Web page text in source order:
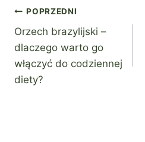
Nawigacja
wpisu
POPRZEDNI
Orzech brazylijski –
dlaczego warto go
włączyć do codziennej
diety?